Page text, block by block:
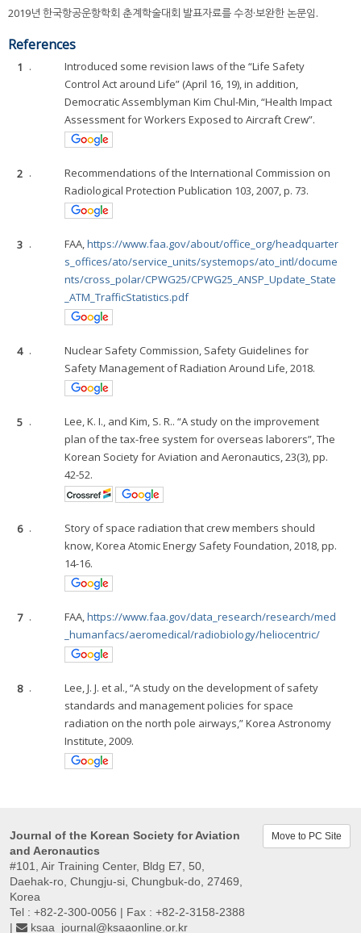
2019년 한국항공운항학회 춘계학술대회 발표자료를 수정·보완한 논문임.
References
1 .
Introduced some revision laws of the “Life Safety
Control Act around Life” (April 16, 19), in addition,
Democratic Assemblyman Kim Chul-Min, “Health Impact
Assessment for Workers Exposed to Aircraft Crew”.
2 .
Recommendations of the International Commission on
Radiological Protection Publication 103, 2007, p. 73.
3 . FAA,https://www.faa.gov/about/office_org/headquarter
s_offices/ato/service_units/systemops/ato_intl/docume
nts/cross_polar/CPWG25/CPWG25_ANSP_Update_State
_ATM_TrafficStatistics.pdf
4 .
Nuclear Safety Commission, Safety Guidelines for
Safety Management of Radiation Around Life, 2018.
5 .
Lee, K. I., and Kim, S. R.. “A study on the improvement
plan of the tax-free system for overseas laborers”, The
Korean Society for Aviation and Aeronautics, 23(3), pp.
42-52.
6 .
Story of space radiation that crew members should
know, Korea Atomic Energy Safety Foundation, 2018, pp.
14-16.
7 . FAA,https://www.faa.gov/data_research/research/med
_humanfacs/aeromedical/radiobiology/heliocentric/
8 .
Lee, J. J. et al., “A study on the development of safety
standards and management policies for space
radiation on the north pole airways,” Korea Astronomy
Institute, 2009.
Journal of the Korean Society for Aviation
and Aeronautics
#101, Air Training Center, Bldg E7, 50,
Daehak-ro, Chungju-si, Chungbuk-do, 27469,
Korea
Tel : +82-2-300-0056 | Fax : +82-2-3158-2388
|
ksaa_journal@ksaaonline.or.kr
Move to PC Site